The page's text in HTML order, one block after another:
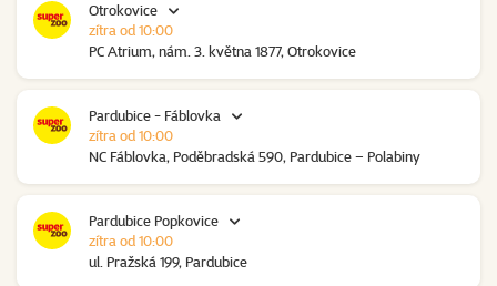
Otrokovice
PC Atrium, nám. 3. května 1877, Otrokovice
zítra od 10:00
Pardubice - Fáblovka
NC Fáblovka, Poděbradská 590, Pardubice – Polabiny
zítra od 10:00
Pardubice Popkovice
ul. Pražská 199, Pardubice
zítra od 10:00